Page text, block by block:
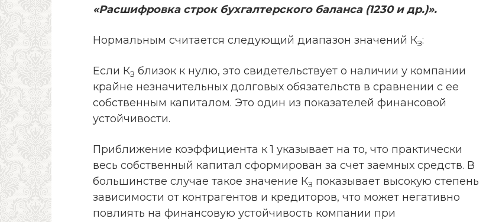
«Расшифровка строк бухгалтерского баланса (1230 и др.)».
Нормальным считается следующий диапазон значений КЗ:
Если КЗ близок к нулю, это свидетельствует о наличии у компании
крайне незначительных долговых обязательств в сравнении с ее
собственным капиталом. Это один из показателей финансовой
устойчивости.
Приближение коэффициента к 1 указывает на то, что практически
весь собственный капитал сформирован за счет заемных средств. В
большинстве случае такое значение КЗ показывает высокую степень
зависимости от контрагентов и кредиторов, что может негативно
повлиять на финансовую устойчивость компании при